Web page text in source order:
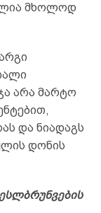
მხოლოდ
არა მარტო
და ნიადაგს
დონის